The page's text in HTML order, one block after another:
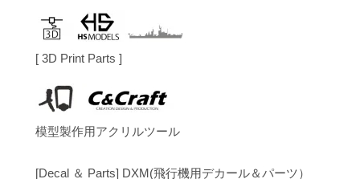
[ 3D Print Parts ]
模型製作用アクリルツール
[Decal ＆ Parts] DXM(飛行機用デカール＆パーツ）